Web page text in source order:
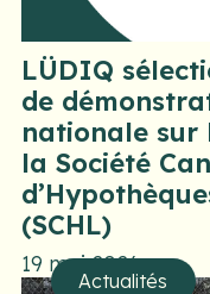
LÜDIQ
de
nationale sur
la Société
(SCHL)
19 mai 2026
Actualités